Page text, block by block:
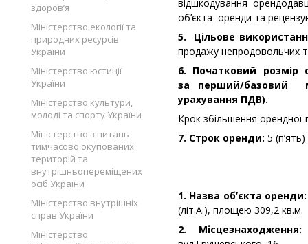
здоров’я
Міністерство екології та
природних ресурсів
України
Міністерство юстиції
України
Міністерство культури,
молоді та спорту України
Міністерство з питань
тимчасово окупованих
територій та
внутрішньопереміщених
осіб України
Міністерство внутрішніх
справ України
Міністерство
відшкодування
об’єкта оренди та
5. Цільове
продажу непродовольчих
6. Початковий розмір
за перший/базовий
урахування ПДВ).
Крок збільшення орендної
7. Строк оренди: 5 (п’ять)
1. Назва об’єкта оренди:
(літ.А.), площею 309,2 кв.м.
2. Місцезнаходження: